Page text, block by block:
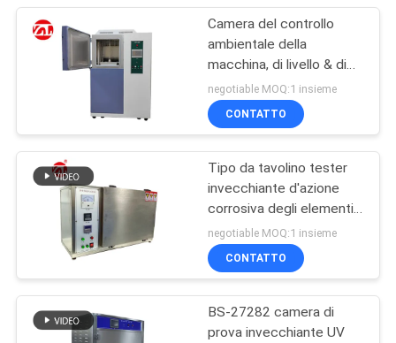
Camera Test
ambientali
Apparecchiatura di
collaudo
d'imballaggio
105
Camera del controllo
ambientale della
macchina, di livello & di
bassa temperatura della
prova dello shock
termico
negotiable MOQ:1 insieme
CONTATTO
Tipo da tavolino tester
invecchiante d'azione
corrosiva degli elementi
accelerato UV con il
touch screen
negotiable MOQ:1 insieme
CONTATTO
BS-27282 camera di
prova invecchiante UV